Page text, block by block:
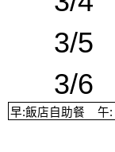
3/5
3/6
早:飯店自助餐 午: